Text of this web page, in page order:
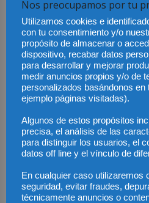
Nos preocupamos por tu
Utilizamos cookies e
con tu consentimiento y/o
propósito de almacenar o
dispositivo, recabar datos
para desarrollar y mejorar
medir anuncios propios y/o de
personalizados basándonos en
ejemplo páginas visitadas).
Algunos de estos propósitos
precisa, el análisis de las
para distinguir los usuarios, el
datos off line y el vínculo de
En cualquier caso utilizaremos
seguridad, evitar fraudes,
técnicamente anuncios o